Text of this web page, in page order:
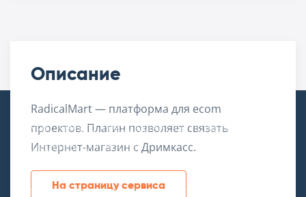
Описание
RadicalMart — платформа для ecom
проектов. Плагин позволяет связать
Интернет-магазин с Дримкасс.
На страницу сервиса
SovMart – место, где создаются и продаются
расширения для Joomla!
Российский дата-центр, сервера в аренду: